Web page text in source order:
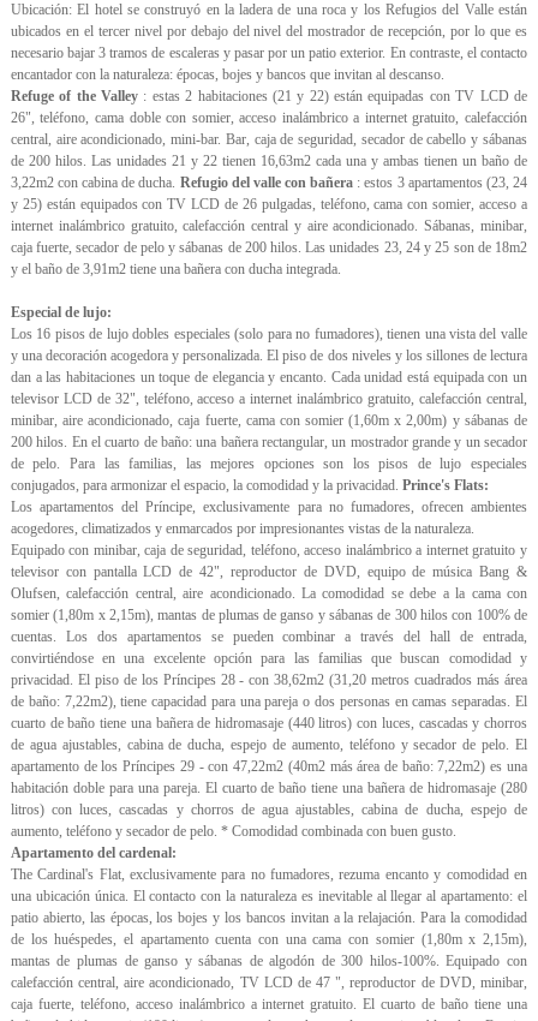
Ubicación: El hotel se construyó en la ladera de una roca y los Refugios del Valle están
ubicados en el tercer nivel por debajo del nivel del mostrador de recepción, por lo que es
necesario bajar 3 tramos de escaleras y pasar por un patio exterior. En contraste, el contacto
encantador con la naturaleza: épocas, bojes y bancos que invitan al descanso.
Refuge of the Valley : estas 2 habitaciones (21 y 22) están equipadas con TV LCD de
26", teléfono, cama doble con somier, acceso inalámbrico a internet gratuito, calefacción
central, aire acondicionado, mini-bar. Bar, caja de seguridad, secador de cabello y sábanas
de 200 hilos. Las unidades 21 y 22 tienen 16,63m2 cada una y ambas tienen un baño de
3,22m2 con cabina de ducha. Refugio del valle con bañera : estos 3 apartamentos (23, 24
y 25) están equipados con TV LCD de 26 pulgadas, teléfono, cama con somier, acceso a
internet inalámbrico gratuito, calefacción central y aire acondicionado. Sábanas, minibar,
caja fuerte, secador de pelo y sábanas de 200 hilos. Las unidades 23, 24 y 25 son de 18m2
y el baño de 3,91m2 tiene una bañera con ducha integrada.
Especial de lujo:
Los 16 pisos de lujo dobles especiales (solo para no fumadores), tienen una vista del valle
y una decoración acogedora y personalizada. El piso de dos niveles y los sillones de lectura
dan a las habitaciones un toque de elegancia y encanto. Cada unidad está equipada con un
televisor LCD de 32", teléfono, acceso a internet inalámbrico gratuito, calefacción central,
minibar, aire acondicionado, caja fuerte, cama con somier (1,60m x 2,00m) y sábanas de
200 hilos. En el cuarto de baño: una bañera rectangular, un mostrador grande y un secador
de pelo. Para las familias, las mejores opciones son los pisos de lujo especiales
conjugados, para armonizar el espacio, la comodidad y la privacidad. Prince's Flats:
Los apartamentos del Príncipe, exclusivamente para no fumadores, ofrecen ambientes
acogedores, climatizados y enmarcados por impresionantes vistas de la naturaleza.
Equipado con minibar, caja de seguridad, teléfono, acceso inalámbrico a internet gratuito y
televisor con pantalla LCD de 42", reproductor de DVD, equipo de música Bang &
Olufsen, calefacción central, aire acondicionado. La comodidad se debe a la cama con
somier (1,80m x 2,15m), mantas de plumas de ganso y sábanas de 300 hilos con 100% de
cuentas. Los dos apartamentos se pueden combinar a través del hall de entrada,
convirtiéndose en una excelente opción para las familias que buscan comodidad y
privacidad. El piso de los Príncipes 28 - con 38,62m2 (31,20 metros cuadrados más área
de baño: 7,22m2), tiene capacidad para una pareja o dos personas en camas separadas. El
cuarto de baño tiene una bañera de hidromasaje (440 litros) con luces, cascadas y chorros
de agua ajustables, cabina de ducha, espejo de aumento, teléfono y secador de pelo. El
apartamento de los Príncipes 29 - con 47,22m2 (40m2 más área de baño: 7,22m2) es una
habitación doble para una pareja. El cuarto de baño tiene una bañera de hidromasaje (280
litros) con luces, cascadas y chorros de agua ajustables, cabina de ducha, espejo de
aumento, teléfono y secador de pelo. * Comodidad combinada con buen gusto.
Apartamento del cardenal:
The Cardinal's Flat, exclusivamente para no fumadores, rezuma encanto y comodidad en
una ubicación única. El contacto con la naturaleza es inevitable al llegar al apartamento: el
patio abierto, las épocas, los bojes y los bancos invitan a la relajación. Para la comodidad
de los huéspedes, el apartamento cuenta con una cama con somier (1,80m x 2,15m),
mantas de plumas de ganso y sábanas de algodón de 300 hilos-100%. Equipado con
calefacción central, aire acondicionado, TV LCD de 47 ", reproductor de DVD, minibar,
caja fuerte, teléfono, acceso inalámbrico a internet gratuito. El cuarto de baño tiene una